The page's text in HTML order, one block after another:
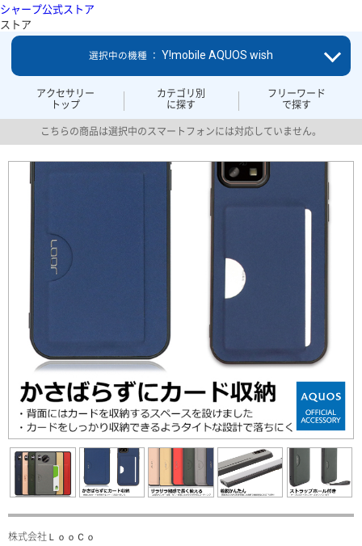
シャープ公式ストア
ストア
アクセサリー
トップ
カテゴリ別
に探す
フリーワード
で探す
選択中の機種 ： Y!mobile AQUOS wish
こちらの商品は選択中のスマートフォンには対応していません。
株式会社ＬｏｏＣｏ